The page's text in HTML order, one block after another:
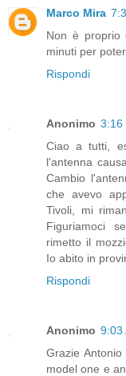
Marco Mira
Non è proprio
minuti per
Rispondi
Anonimo 3:16
Ciao a tutti,
l'antenna
Cambio
che avevo
Tivoli, mi
Figuriamoci
rimetto il
Io abito in
Rispondi
Anonimo 9:03
Grazie
model one e